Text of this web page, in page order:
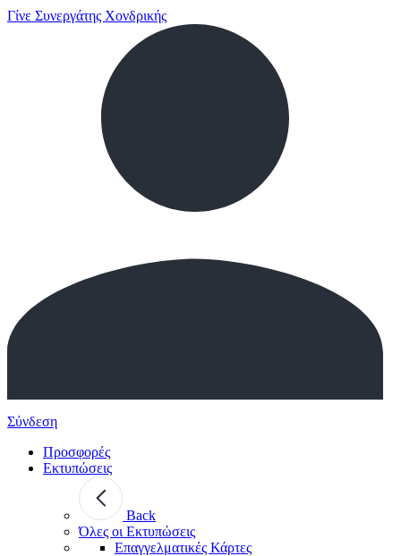
Γίνε Συνεργάτης Χονδρικής
Σύνδεση
Προσφορές
Εκτυπώσεις
Back
Όλες οι Εκτυπώσεις
Επαγγελματικές Κάρτες